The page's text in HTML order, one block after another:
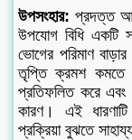
উপসংহার: প্রদত্ত
উপযোগ বিধি একটি
ভোগের পরিমাণ
তৃপ্তি ক্রমশ কমতে
প্রতিফলিত করে এবং
কারণ। এই
প্রক্রিয়া বুঝতে